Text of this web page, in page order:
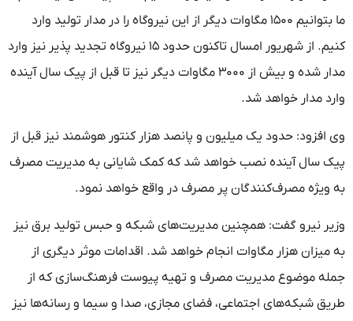
ما بتوانیم ۱۵۰۰ مگاوات دیگر از این نیروگاه را در مدار تولید وارد
کنیم. از شهریور امسال تاکنون حدود ۱۵ نیروگاه تجدید پذیر نیز وارد
مدار شده و بیش از ۳۰۰۰ مگاوات دیگر نیز تا قبل از پیک سال آینده
وارد مدار خواهد شد.
وی افزود: حدود یک میلیون و پانصد هزار کنتور هوشمند نیز قبل از
پیک سال آینده نصب خواهد شد که کمک شایانی به مدیریت مصرف
به ویژه مصرف‌کنندگان پر مصرف در واقع خواهد نمود.
وزیر نیرو گفت: همچنین مدیریت‌های شبکه و حبس تولید برق نیز
به میزان هزار مگاوات انجام خواهد شد. اقدامات موثر دیگری از
جمله موضوع مدیریت مصرف و تهیه پیوست فرهنگ‌سازی که از
طریق شبکه‌های اجتماعی، فضای مجازی، صدا و سیما و رسانه‌ها نیز